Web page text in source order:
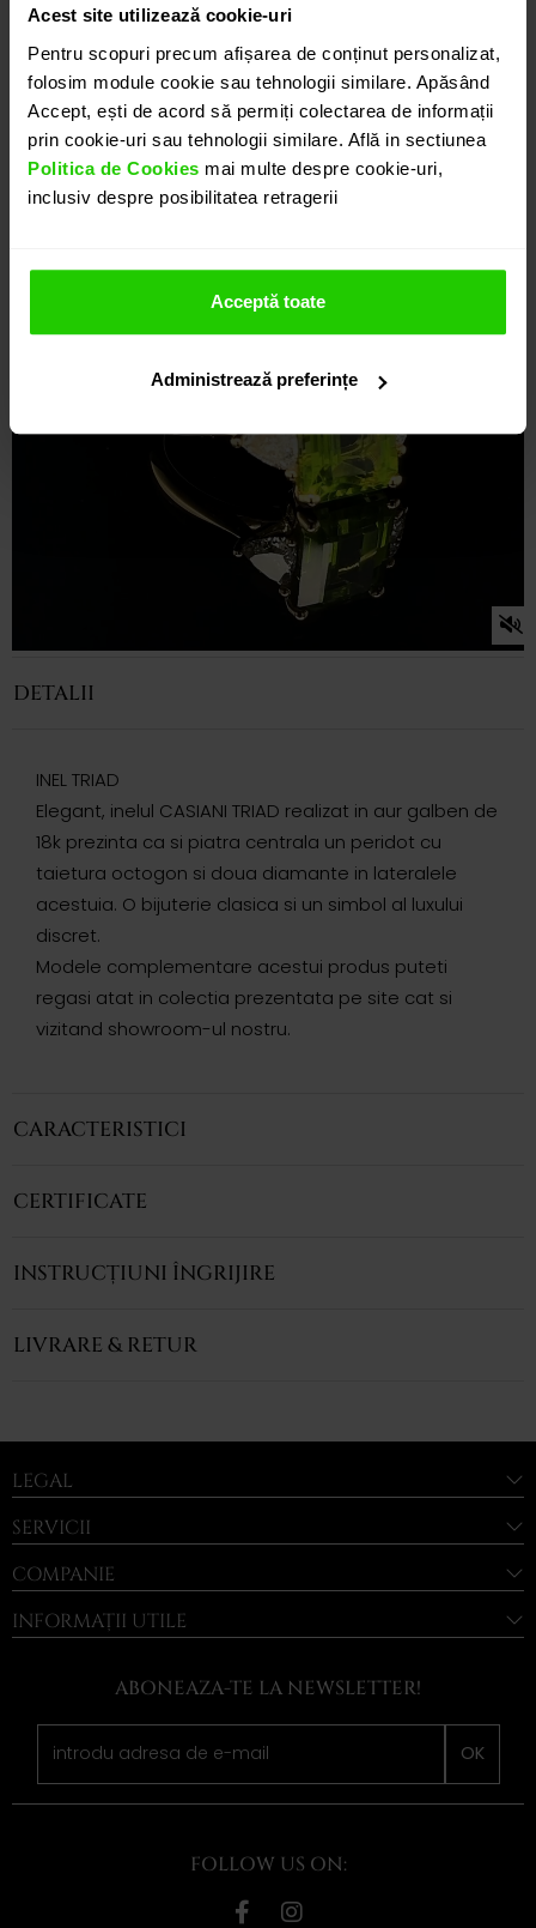
Acest site utilizează cookie-uri
Pentru scopuri precum afișarea de conținut personalizat,
folosim module cookie sau tehnologii similare. Apăsând
Accept, ești de acord să permiți colectarea de informații
prin cookie-uri sau tehnologii similare. Află in sectiunea
Politica de Cookies mai multe despre cookie-uri,
inclusiv despre posibilitatea retragerii
Acceptă toate
Administrează preferințe
DETALII
INEL TRIAD
Elegant, inelul CASIANI TRIAD realizat in aur galben de
18k prezinta ca si piatra centrala un peridot cu
taietura octogon si doua diamante in lateralele
acestuia. O bijuterie clasica si un simbol al luxului
discret.
Modele complementare acestui produs puteti
regasi atat in colectia prezentata pe site cat si
vizitand showroom-ul nostru.
CARACTERISTICI
CERTIFICATE
INSTRUCȚIUNI ÎNGRIJIRE
LIVRARE & RETUR
LEGAL
SERVICII
COMPANIE
INFORMAȚII UTILE
ABONEAZA-TE LA NEWSLETTER!
OK
FOLLOW US ON: